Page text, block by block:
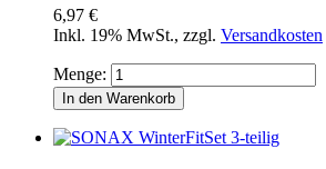
6,97 €
Inkl. 19% MwSt., zzgl. Versandkosten
Menge:
In den Warenkorb